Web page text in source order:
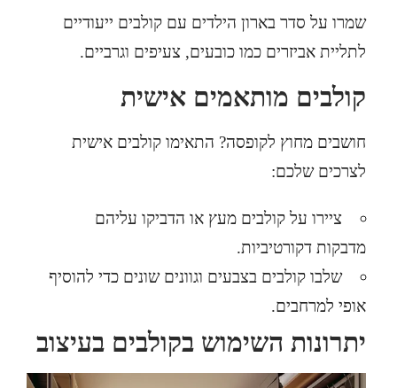
שמרו על סדר בארון הילדים עם קולבים ייעודיים
לתליית אביזרים כמו כובעים, צעיפים וגרביים.
קולבים מותאמים אישית
חושבים מחוץ לקופסה? התאימו קולבים אישית
לצרכים שלכם:
ציירו על קולבים מעץ או הדביקו עליהם
מדבקות דקורטיביות.
שלבו קולבים בצבעים וגוונים שונים כדי להוסיף
אופי למרחבים.
יתרונות השימוש בקולבים בעיצוב